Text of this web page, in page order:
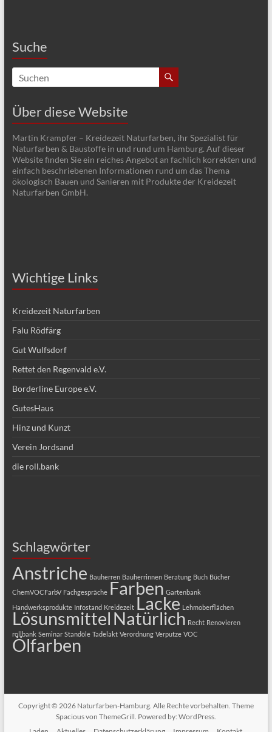
Suche
Über diese Website
Martin Krampfer – Kreidezeit Naturfarben, ihr Spezialist für
Naturfarben & Baustoffe in und rund um Hamburg. Auf dieser
Website finden Sie ein reiches Angebot an fachlich korrekten und
einfach beschriebenen Informationen rund um das Thema
ökologisch Bauen und Sanieren mit Produkte der Kreidezeit
Naturfarben GmbH.
Wichtige Links
Kreidezeit Naturfarben
Falu Rödfärg
Gut Wulfsdorf
Rettet den Regenvald e.V.
Borderline Europe e.V.
GutesHaus
Hinz und Kunzt
Verein Jordsand
die roll.bank
Schlagwörter
Anstriche Bauherren Bauherrinnen Beratung Buch Bücher
ChemVOCFarbV Fachgespräche Farben Gartenbank
Handwerksprodukte Infostand Kreidezeit Lacke Lehmoberflächen
Lösunsmittel Natürlich Recht Renovieren
rollbank Seminar Standöle Tadelakt Verordnung Verputze VOC
Ölfarben
Copyright © 2026 Naturfarben-Hamburg. Alle Rechte vorbehalten. Theme
Spaciousvon ThemeGrill. Powered by: WordPress.